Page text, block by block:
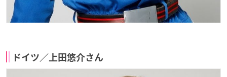
ドイツ／上田悠介さん